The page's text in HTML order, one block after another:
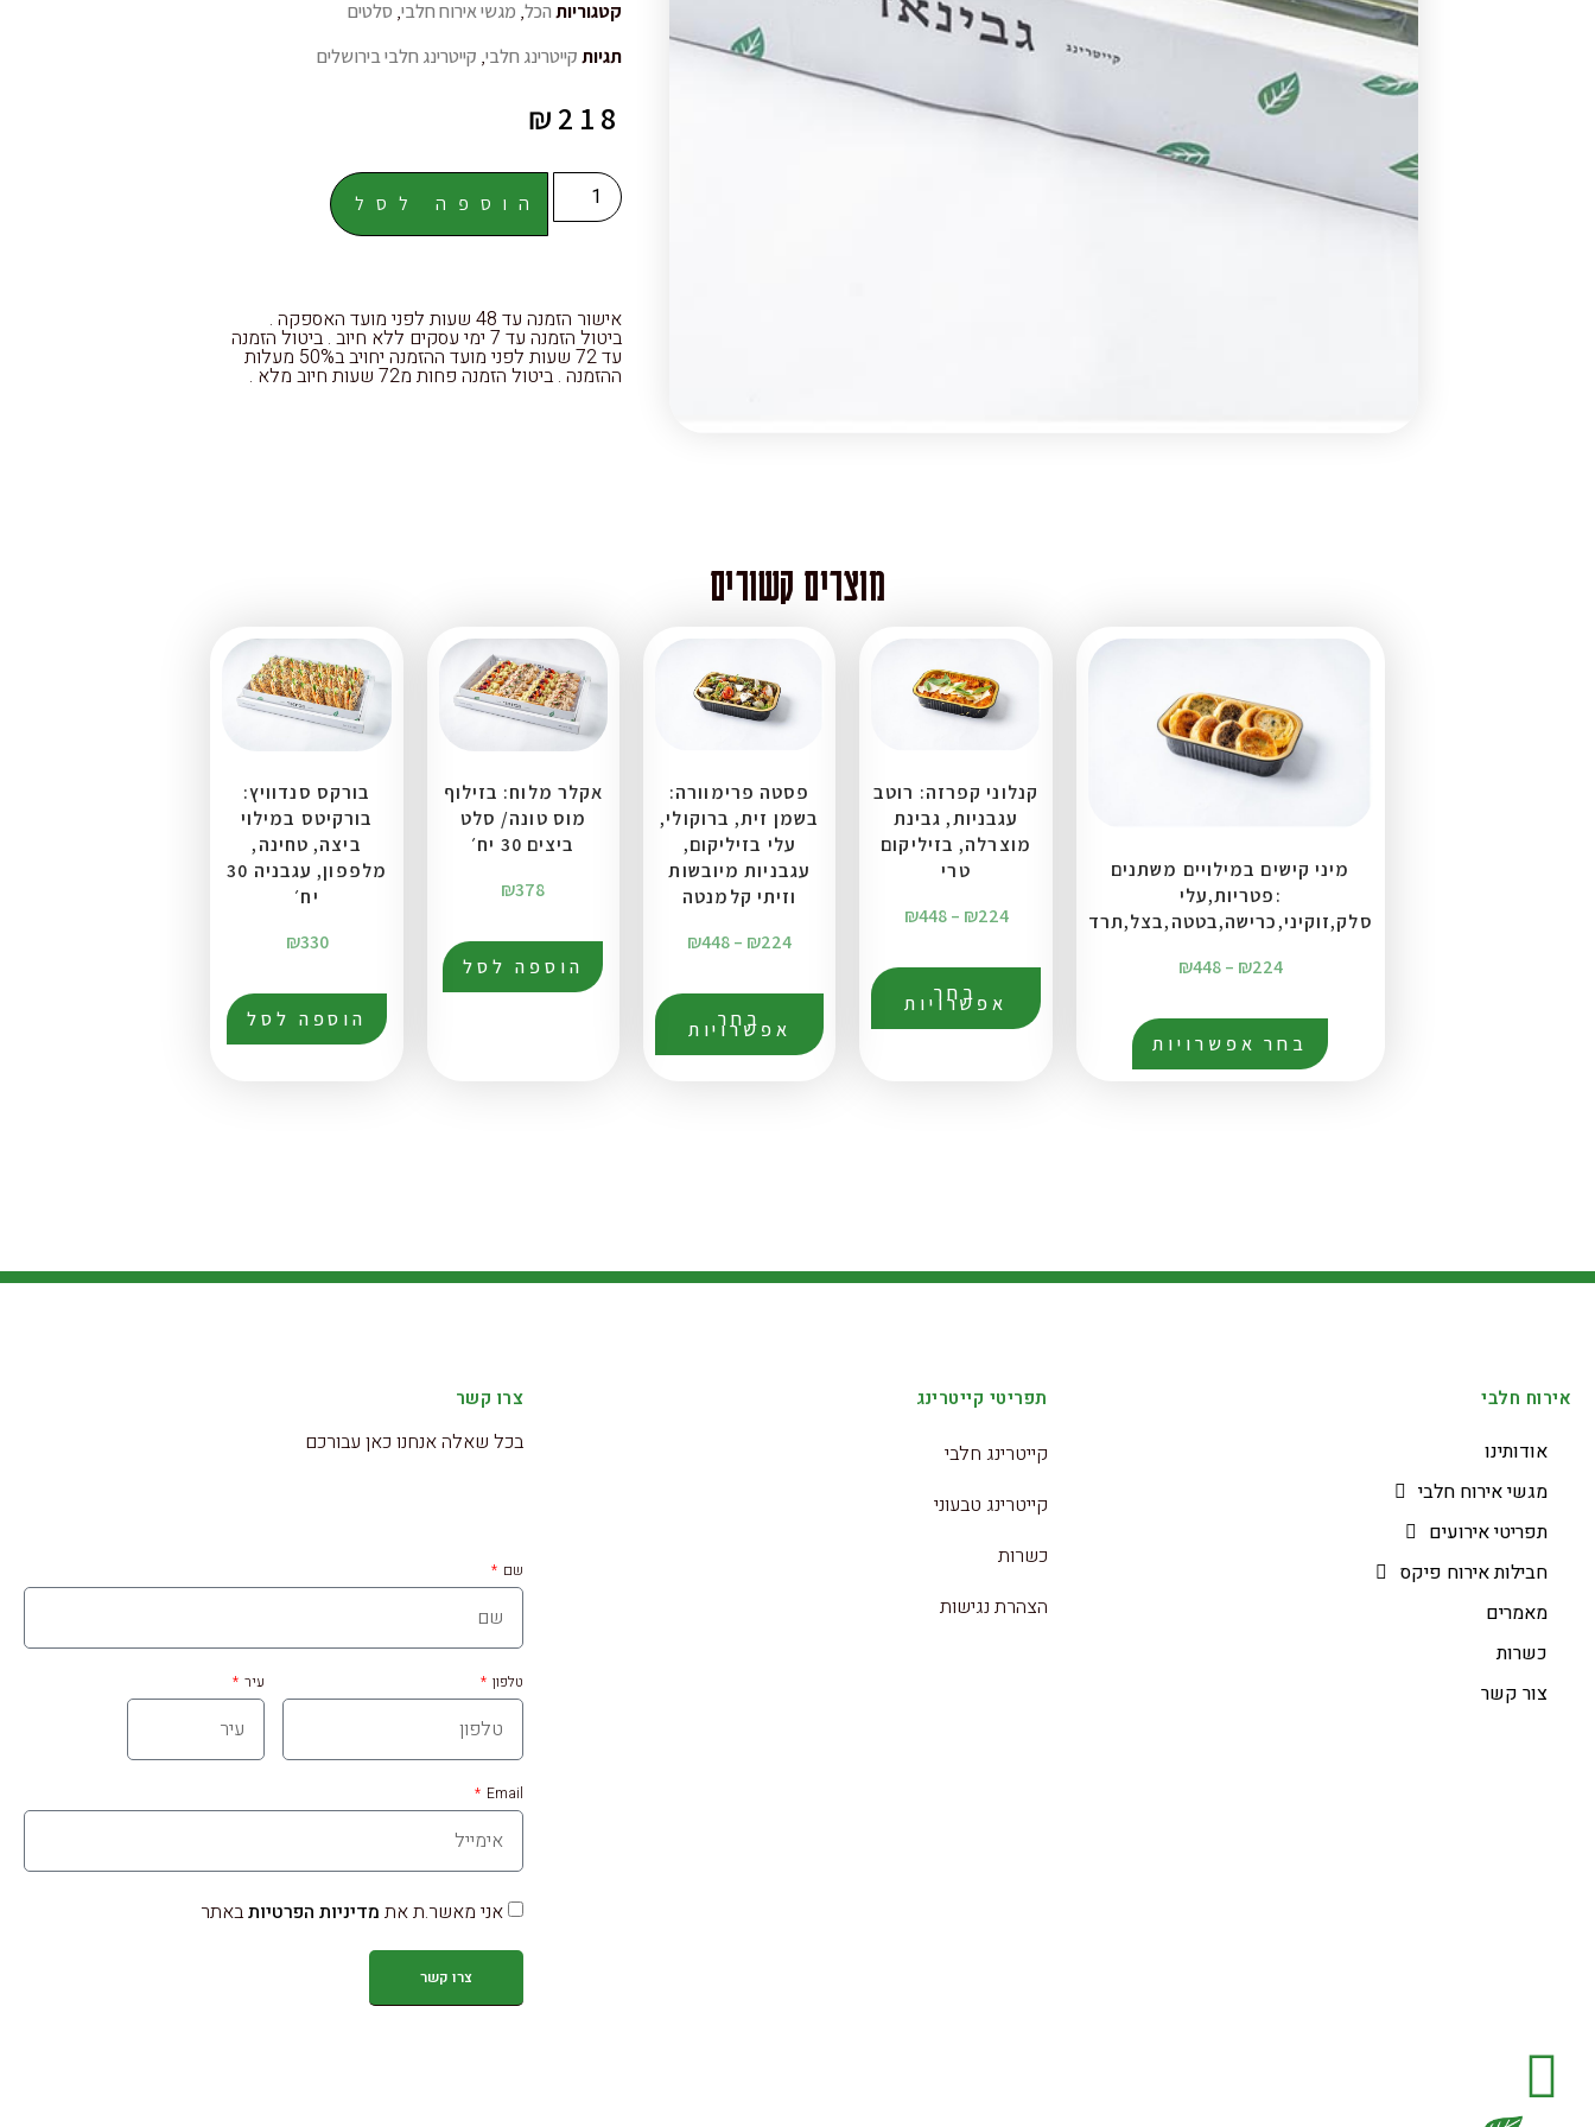
קטגוריות הכל, מגשי אירוח חלבי, סלטים
תגיות קייטרינג חלבי, קייטרינג חלבי בירושלים
₪ 218
הוספה לסל
אישור הזמנה עד 48 שעות לפני מועד האספקה .
ביטול הזמנה עד 7 ימי עסקים ללא חיוב . ביטול הזמנה
עד 72 שעות לפני מועד ההזמנה יחויב ב50% מעלות
ההזמנה . ביטול הזמנה פחות מ72 שעות חיוב מלא .
מוצרים קשורים
מיני קישים במילויים משתנים
:פטריות,עלי
סלק,זוקיני,כרישה,בטטה,בצל,תרד
₪224
–
₪448
בחר אפשרויות
קנלוני קפרזה: רוטב
עגבניות, גבינת
מוצרלה, בזיליקום
טרי
₪224
–
₪448
בחר
אפשרויות
פסטה פרימוורה:
בשמן זית, ברוקולי,
עלי בזיליקום,
עגבניות מיובשות
וזיתי קלמנטה
₪224
–
₪448
בחר
אפשרויות
אקלר מלוח: בזילוף
מוס טונה/ סלט
ביצים 30 יח׳
₪378
הוספה לסל
בורקס סנדוויץ:
בורקיטס במילוי
ביצה, טחינה,
מלפפון, עגבניה 30
יח׳
₪330
הוספה לסל
אירוח חלבי
אודותינו
מגשי אירוח חלבי
תפריטי אירועים
חבילות אירוח פיקס
מאמרים
כשרות
צור קשר
תפריטי קייטרינג
קייטרינג חלבי
קייטרינג טבעוני
כשרות
הצהרת נגישות
צרו קשר
בכל שאלה אנחנו כאן עבורכם
שם
טלפון עיר
Email
אני מאשר.ת את מדיניות הפרטיותבאתר
צרו קשר